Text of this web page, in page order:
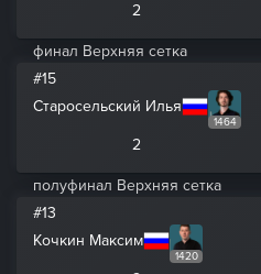
2
финал Верхняя сетка
#15
Старосельский Илья
1464
2
полуфинал Верхняя сетка
#13
Кочкин Максим
1420